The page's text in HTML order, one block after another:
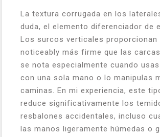
La textura corrugada en los
duda, el elemento diferenciador de
Los surcos verticales proporcionan
noticeably más firme que las
se nota especialmente cuando
con una sola mano o lo manipulas
caminas. En mi experiencia, este
reduce significativamente los
resbalones accidentales, incluso
las manos ligeramente húmedas o